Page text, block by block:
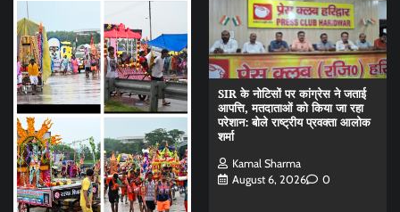
SIR के नोटिसों पर कांग्रेस ने जताई
आपत्ति, मतदाताओं को किया जा रहा
परेशान: बोले राष्ट्रीय प्रवक्ता आलोक
शर्मा
Kamal Sharma
August 6, 2026
0